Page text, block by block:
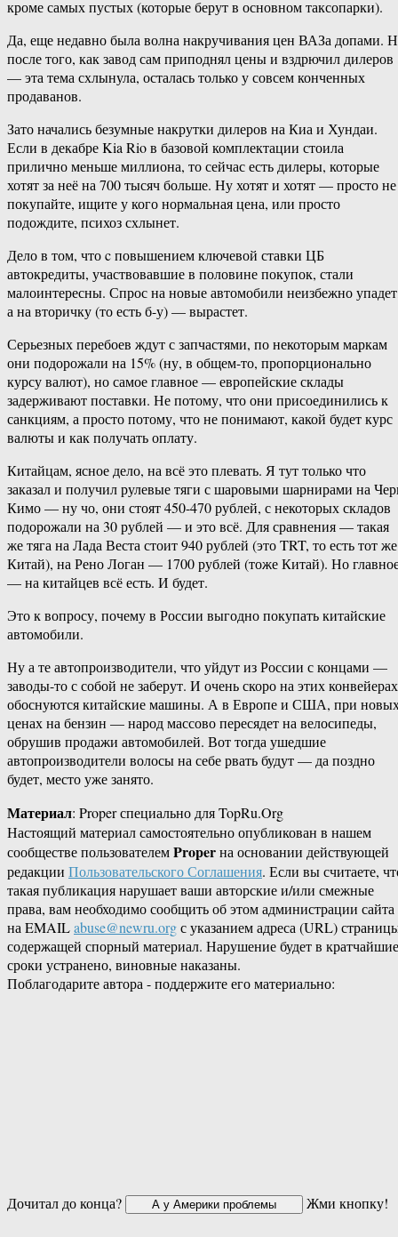
кроме самых пустых (которые берут в основном таксопарки).
Да, еще недавно была волна накручивания цен ВАЗа допами.
после того, как завод сам приподнял цены и вздрючил дилеров
— эта тема схлынула, осталась только у совсем конченных
продаванов.
Зато начались безумные накрутки дилеров на Киа и Хундаи.
Если в декабре Kia Rio в базовой комплектации стоила
прилично меньше миллиона, то сейчас есть дилеры, которые
хотят за неё на 700 тысяч больше. Ну хотят и хотят — просто не
покупайте, ищите у кого нормальная цена, или просто
подождите, психоз схлынет.
Дело в том, что c повышением ключевой ставки ЦБ
автокредиты, участвовавшие в половине покупок, стали
малоинтересны. Спрос на новые автомобили неизбежно
а на вторичку (то есть б-у) — вырастет.
Серьезных перебоев ждут с запчастями, по некоторым маркам
они подорожали на 15% (ну, в общем-то, пропорционально
курсу валют), но самое главное — европейские склады
задерживают поставки. Не потому, что они присоединились к
санкциям, а просто потому, что не понимают, какой будет курс
валюты и как получать оплату.
Китайцам, ясное дело, на всё это плевать. Я тут только что
заказал и получил рулевые тяги с шаровыми шарнирами на
Кимо — ну чо, они стоят 450-470 рублей, с некоторых складов
подорожали на 30 рублей — и это всё. Для сравнения — такая
же тяга на Лада Веста стоит 940 рублей (это TRT, то есть тот же
Китай), на Рено Логан — 1700 рублей (тоже Китай). Но
— на китайцев всё есть. И будет.
Это к вопросу, почему в России выгодно покупать китайские
автомобили.
Ну а те автопроизводители, что уйдут из России с концами —
заводы-то с собой не заберут. И очень скоро на этих конвейерах
обоснуются китайские машины. А в Европе и США, при
ценах на бензин — народ массово пересядет на велосипеды,
обрушив продажи автомобилей. Вот тогда ушедшие
автопроизводители волосы на себе рвать будут — да поздно
будет, место уже занято.
Материал: Proper специально для TopRu.Org
Настоящий материал самостоятельно опубликован в нашем
сообществе пользователемProperна основании действующей
редакции Пользовательского Соглашения. Если вы считаете,
такая публикация нарушает ваши авторские и/или смежные
права, вам необходимо сообщить об этом администрации сайта
на EMAILabuse@newru.orgс указанием адреса (URL)
содержащей спорный материал. Нарушение будет в кратчайшие
сроки устранено, виновные наказаны.
Поблагодарите автора - поддержите его материально:
Дочитал до конца? Жми кнопку!